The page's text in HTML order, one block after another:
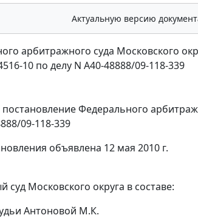
Актуальную версию
арбитражного суда Московского
10 по делу N А40-48888/09-118-339
постановлениеФедерального
09-118-339
объявлена 12 мая 2010 г.
Московского округа в составе:
Антоновой М.К.